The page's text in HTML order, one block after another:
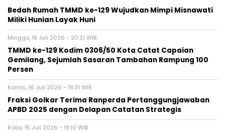
Bedah Rumah TMMD ke-129 Wujudkan Mimpi Misnawati
Miliki Hunian Layak Huni
Minggu, 19 Juli 2026 - 20:31 WIB
TMMD ke-129 Kodim 0306/50 Kota Catat Capaian
Gemilang, Sejumlah Sasaran Tambahan Rampung 100
Persen
Kamis, 16 Juli 2026 - 19:31 WIB
Fraksi Golkar Terima Ranperda Pertanggungjawaban
APBD 2025 dengan Delapan Catatan Strategis
Rabu, 15 Juli 2026 - 19:10 WIB